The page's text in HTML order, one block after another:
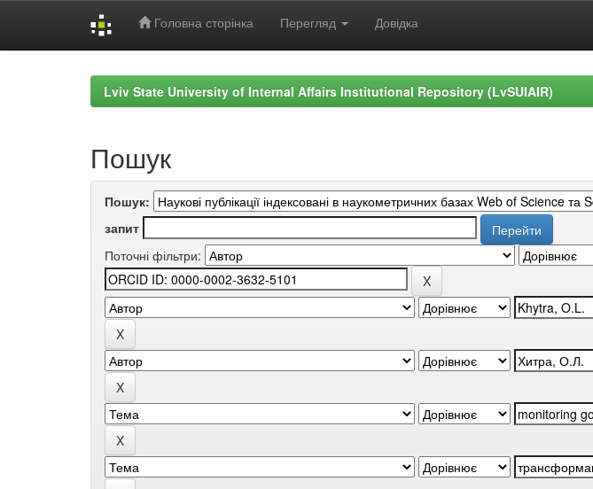
Головна сторінка Перегляд Довідка
Lviv State University of Internal Affairs Institutional Repository (LvSUIAIR)
Пошук
Пошук:
запит
Поточні фільтри: